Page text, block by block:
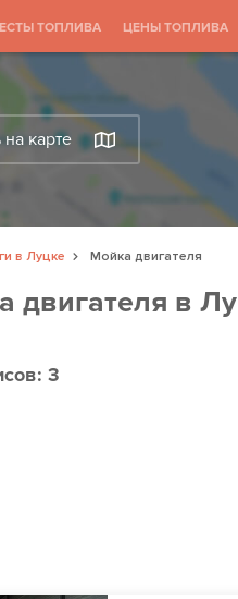
ТОПЛИВА ЦЕНЫ ТОПЛИВА
на карте
в Луцке
Мойка двигателя
двигателя в
3